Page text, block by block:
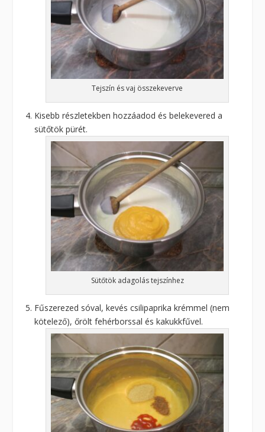
Tejszín és vaj összekeverve
Kisebb részletekben hozzáadod és belekevered a
sütőtök pürét.
Sütőtök adagolás tejszínhez
Fűszerezed sóval, kevés csilipaprika krémmel (nem
kötelező), őrölt fehérborssal és kakukkfűvel.